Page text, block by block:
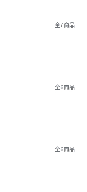
全7商品
全6商品
全6商品